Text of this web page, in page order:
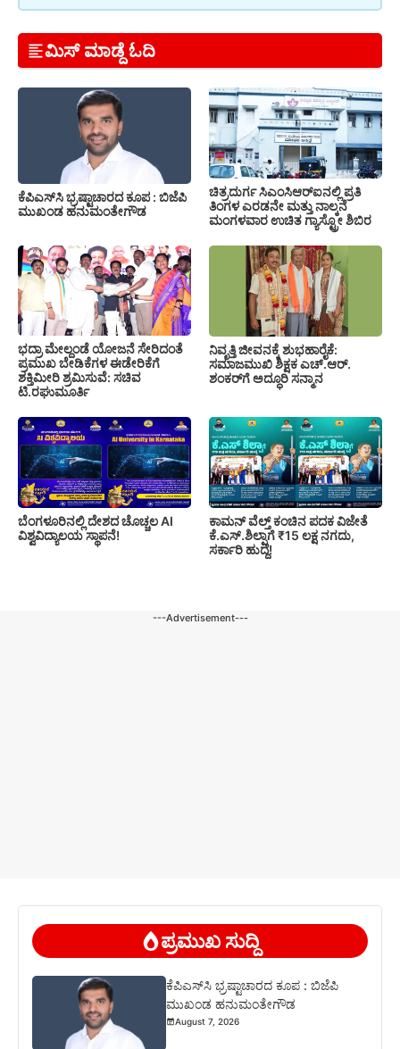
ಮಿಸ್ ಮಾಡ್ದೆ ಓದಿ
ಕೆಪಿಎಸ್‍ಸಿ ಭ್ರಷ್ಟಾಚಾರದ ಕೂಪ : ಬಿಜೆಪಿ
ಮುಖಂಡ ಹನುಮಂತೇಗೌಡ
ಚಿತ್ರದುರ್ಗ ಸಿಎಂಸಿಆರ್‍ಐನಲ್ಲಿ ಪ್ರತಿ
ತಿಂಗಳ ಎರಡನೇ ಮತ್ತು ನಾಲ್ಕನೆ
ಮಂಗಳವಾರ ಉಚಿತ ಗ್ಯಾಸ್ಟ್ರೋ ಶಿಬಿರ
ಭದ್ರಾ ಮೇಲ್ದಂಡೆ ಯೋಜನೆ ಸೇರಿದಂತೆ
ಪ್ರಮುಖ ಬೇಡಿಕೆಗಳ ಈಡೇರಿಕೆಗೆ
ಶಕ್ತಿಮೀರಿ ಶ್ರಮಿಸುವೆ: ಸಚಿವ
ಟಿ.ರಘುಮೂರ್ತಿ
ನಿವೃತ್ತಿ ಜೀವನಕ್ಕೆ ಶುಭಹಾರೈಕೆ:
ಸಮಾಜಮುಖಿ ಶಿಕ್ಷಕ ಎಚ್.ಆರ್.
ಶಂಕರ್‌ಗೆ ಅದ್ಧೂರಿ ಸನ್ಮಾನ
ಬೆಂಗಳೂರಿನಲ್ಲಿ ದೇಶದ ಚೊಚ್ಚಲ AI
ವಿಶ್ವವಿದ್ಯಾಲಯ ಸ್ಥಾಪನೆ!
ಕಾಮನ್ ವೆಲ್ತ್ ಕಂಚಿನ ಪದಕ ವಿಜೇತೆ
ಕೆ.ಎಸ್.ಶಿಲ್ಪಾಗೆ ₹15 ಲಕ್ಷ ನಗದು,
ಸರ್ಕಾರಿ ಹುದ್ದೆ!
---Advertisement---
ಪ್ರಮುಖ ಸುದ್ದಿ
ಕೆಪಿಎಸ್‍ಸಿ ಭ್ರಷ್ಟಾಚಾರದ ಕೂಪ : ಬಿಜೆಪಿ
ಮುಖಂಡ ಹನುಮಂತೇಗೌಡ
August 7, 2026